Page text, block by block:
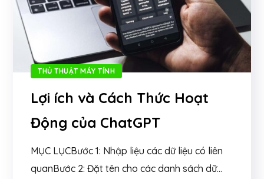
THỦ THUẬT MÁY TÍNH
Lợi ích và Cách Thức Hoạt
Động của ChatGPT
MỤC LỤCBước 1: Nhập liệu các dữ liệu có liên
quanBước 2: Đặt tên cho các danh sách dữ...